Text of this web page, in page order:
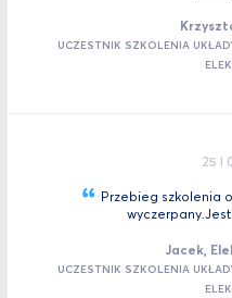
UCZESTNIK SZKOLENIA
25 I
Przebieg szkolenia
Jacek,
UCZESTNIK SZKOLENIA